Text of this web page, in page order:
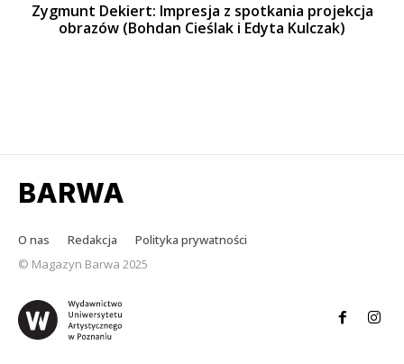
Zygmunt Dekiert: Impresja z spotkania projekcja
obrazów (Bohdan Cieślak i Edyta Kulczak)
BARWA
O nas Redakcja
Polityka prywatności
© Magazyn Barwa 2025